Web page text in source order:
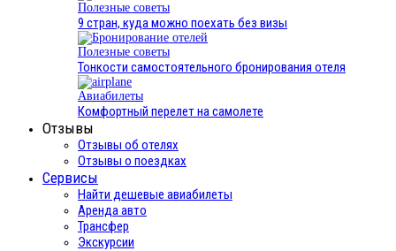
Полезные советы
9 стран, куда можно поехать без визы
Полезные советы
Тонкости самостоятельного бронирования отеля
Авиабилеты
Комфортный перелет на самолете
Отзывы
Отзывы об отелях
Отзывы о поездках
Сервисы
Найти дешевые авиабилеты
Аренда авто
Трансфер
Экскурсии